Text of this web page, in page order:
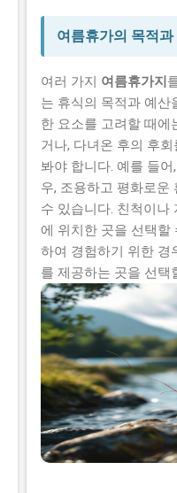
여름휴가의 목적
여러 가지 여름휴가지
는 휴식의 목적과 예산
한 요소를 고려할 때에
거나, 다녀온 후의 후
봐야 합니다. 예를 들
우, 조용하고 평화로운
수 있습니다. 친척이나
에 위치한 곳을 선택할
하여 경험하기 위한 경
를 제공하는 곳을 선택